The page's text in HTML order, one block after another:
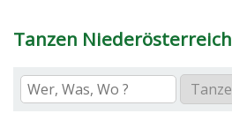
Tanzen Niederösterreich